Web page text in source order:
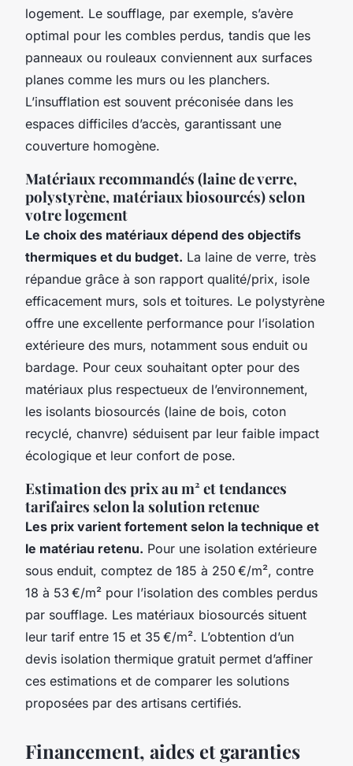
logement. Le soufflage, par exemple, s’avère
optimal pour les combles perdus, tandis que les
panneaux ou rouleaux conviennent aux surfaces
planes comme les murs ou les planchers.
L’insufflation est souvent préconisée dans les
espaces difficiles d’accès, garantissant une
couverture homogène.
Matériaux recommandés (laine de verre,
polystyrène, matériaux biosourcés) selon
votre logement
Le choix des matériaux dépend des objectifs
thermiques et du budget. La laine de verre, très
répandue grâce à son rapport qualité/prix, isole
efficacement murs, sols et toitures. Le polystyrène
offre une excellente performance pour l’isolation
extérieure des murs, notamment sous enduit ou
bardage. Pour ceux souhaitant opter pour des
matériaux plus respectueux de l’environnement,
les isolants biosourcés (laine de bois, coton
recyclé, chanvre) séduisent par leur faible impact
écologique et leur confort de pose.
Estimation des prix au m² et tendances
tarifaires selon la solution retenue
Les prix varient fortement selon la technique et
le matériau retenu. Pour une isolation extérieure
sous enduit, comptez de 185 à 250 €/m², contre
18 à 53 €/m² pour l’isolation des combles perdus
par soufflage. Les matériaux biosourcés situent
leur tarif entre 15 et 35 €/m². L’obtention d’un
devis isolation thermique gratuit permet d’affiner
ces estimations et de comparer les solutions
proposées par des artisans certifiés.
Financement, aides et garanties